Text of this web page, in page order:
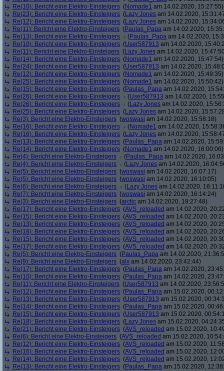
Re(10): Bericht eine Elektro-Einsteigers (Nomade1 am 14.02.2020, 15:27:55)
Re(23): Bericht eine Elektro-Einsteigers (Lazy Jones am 14.02.2020,
Re(12): Bericht eine Elektro-Einsteigers (Lazy Jones am 14.02.2020,
Re(11): Bericht eine Elektro-Einsteigers (Paulas_Papa am 14.02.2020,
Re(13): Bericht eine Elektro-Einsteigers
(Paulas_Papa am 14.02.2020,
Re(10): Bericht eine Elektro-Einsteigers (User587913 am 14.02.2020,
Re(11): Bericht eine Elektro-Einsteigers (Lazy Jones am 14.02.2020,
Re(14): Bericht eine Elektro-Einsteigers (Nomade1 am 14.02.2020, 15:47:54)
Re(24): Bericht eine Elektro-Einsteigers (User587913 am 14.02.2020,
Re(12): Bericht eine Elektro-Einsteigers (Nomade1 am 14.02.2020, 15:49:35)
Re(25): Bericht eine Elektro-Einsteigers (Nomade1 am 14.02.2020, 15:50:42)
Re(15): Bericht eine Elektro-Einsteigers (Paulas_Papa am 14.02.2020,
Re(26): Bericht eine Elektro-Einsteigers
(User587913 am 14.02.2020,
Re(26): Bericht eine Elektro-Einsteigers
(Lazy Jones am 14.02.2020,
Re(25): Bericht eine Elektro-Einsteigers (Lazy Jones am 14.02.2020,
Re(3): Bericht eine Elektro-Einsteigers (woswasi am 14.02.2020, 15:58:18)
Re(16): Bericht eine Elektro-Einsteigers
(Nomade1 am 14.02.2020,
Re(16): Bericht eine Elektro-Einsteigers (Lazy Jones am 14.02.2020,
Re(13): Bericht eine Elektro-Einsteigers (Paulas_Papa am 14.02.2020,
Re(14): Bericht eine Elektro-Einsteigers (Nomade1 am 14.02.2020, 16:00:06)
Re(4): Bericht eine Elektro-Einsteigers
(Paulas_Papa am 14.02.2020,
Re(4): Bericht eine Elektro-Einsteigers
(Lazy Jones am 14.02.2020,
Re(5): Bericht eine Elektro-Einsteigers (woswasi am 14.02.2020, 16:07:17)
Re(5): Bericht eine Elektro-Einsteigers (woswasi am 14.02.2020, 16:10:05)
Re(6): Bericht eine Elektro-Einsteigers
(Lazy Jones am 14.02.2020,
Re(7): Bericht eine Elektro-Einsteigers (woswasi am 14.02.2020, 16:14:24)
Re(3): Bericht eine Elektro-Einsteigers (arctic am 14.02.2020, 19:27:48)
Re(17): Bericht eine Elektro-Einsteigers (AVS_reloaded am 14.02.2020,
Re(15): Bericht eine Elektro-Einsteigers (AVS_reloaded am 14.02.2020,
Re(13): Bericht eine Elektro-Einsteigers (AVS_reloaded am 14.02.2020,
Re(18): Bericht eine Elektro-Einsteigers (AVS_reloaded am 14.02.2020,
Re(15): Bericht eine Elektro-Einsteigers (AVS_reloaded am 14.02.2020,
Re(17): Bericht eine Elektro-Einsteigers (AVS_reloaded am 14.02.2020,
Re(5): Bericht eine Elektro-Einsteigers (Paulas_Papa am 14.02.2020,
Re(9): Bericht eine Elektro-Einsteigers (alx am 14.02.2020, 23:42:44)
Re(17): Bericht eine Elektro-Einsteigers (Paulas_Papa am 14.02.2020,
Re(10): Bericht eine Elektro-Einsteigers (Paulas_Papa am 14.02.2020,
Re(11): Bericht eine Elektro-Einsteigers (User587913 am 14.02.2020,
Re(12): Bericht eine Elektro-Einsteigers (Paulas_Papa am 15.02.2020,
Re(13): Bericht eine Elektro-Einsteigers (User587913 am 15.02.2020,
Re(14): Bericht eine Elektro-Einsteigers (Paulas_Papa am 15.02.2020,
Re(15): Bericht eine Elektro-Einsteigers (User587913 am 15.02.2020,
Re(18): Bericht eine Elektro-Einsteigers (Lazy Jones am 15.02.2020,
Re(21): Bericht eine Elektro-Einsteigers (AVS_reloaded am 15.02.2020,
Re(6): Bericht eine Elektro-Einsteigers (AVS_reloaded am 15.02.2020,
Re(12): Bericht eine Elektro-Einsteigers (AVS_reloaded am 15.02.2020,
Re(16): Bericht eine Elektro-Einsteigers (AVS_reloaded am 15.02.2020,
Re(14): Bericht eine Elektro-Einsteigers (AVS_reloaded am 15.02.2020,
Re(13): Bericht eine Elektro-Einsteigers (Paulas_Papa am 15.02.2020,